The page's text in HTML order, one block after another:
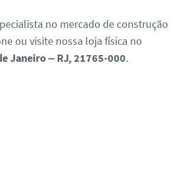
no mercado de construção
ou visite nossa loja física no
Janeiro – RJ, 21765-000.